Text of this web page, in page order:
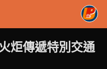
炬傳遞特別交通